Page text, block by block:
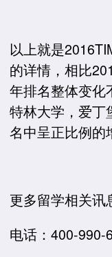
以上就是
的详情，相比
年排名整体变化
特林大学，爱丁
名中呈正比例的
更多留学相关讯
电话：400-990-